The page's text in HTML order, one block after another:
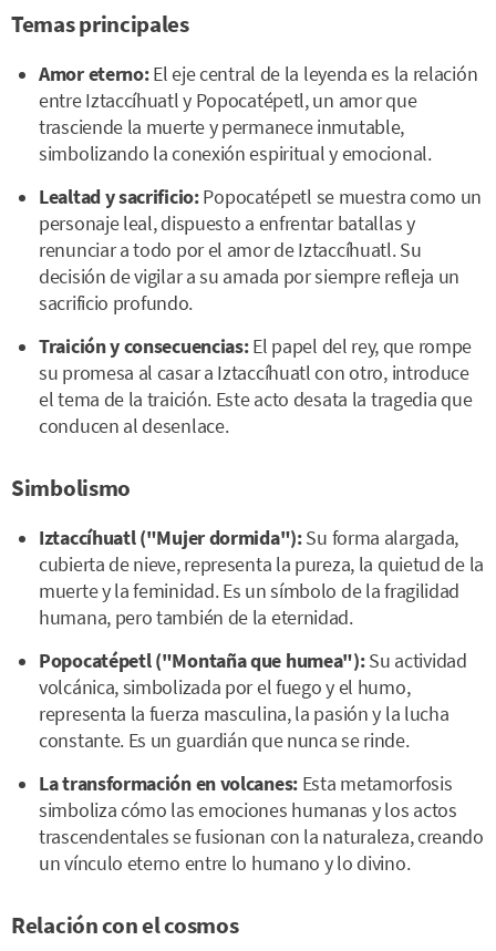
Temas principales
Amor eterno:El eje central de la leyenda es la relación
entre Iztaccíhuatl y Popocatépetl, un amor que
trasciende la muerte y permanece inmutable,
simbolizando la conexión espiritual y emocional.
Lealtad y sacrificio:Popocatépetl se muestra como un
personaje leal, dispuesto a enfrentar batallas y
renunciar a todo por el amor de Iztaccíhuatl. Su
decisión de vigilar a su amada por siempre refleja un
sacrificio profundo.
Traición y consecuencias:El papel del rey, que rompe
su promesa al casar a Iztaccíhuatl con otro, introduce
el tema de la traición. Este acto desata la tragedia que
conducen al desenlace.
Simbolismo
Iztaccíhuatl ("Mujer dormida"):Su forma alargada,
cubierta de nieve, representa la pureza, la quietud de la
muerte y la feminidad. Es un símbolo de la fragilidad
humana, pero también de la eternidad.
Popocatépetl ("Montaña que humea"):Su actividad
volcánica, simbolizada por el fuego y el humo,
representa la fuerza masculina, la pasión y la lucha
constante. Es un guardián que nunca se rinde.
La transformación en volcanes: Esta metamorfosis
simboliza cómo las emociones humanas y los actos
trascendentales se fusionan con la naturaleza, creando
un vínculo eterno entre lo humano y lo divino.
Relación con el cosmos